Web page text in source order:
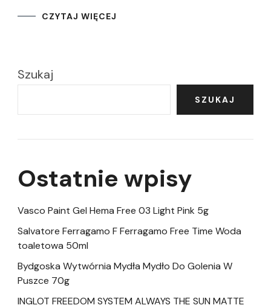
CZYTAJ WIĘCEJ
Szukaj
SZUKAJ
Ostatnie wpisy
Vasco Paint Gel Hema Free 03 Light Pink 5g
Salvatore Ferragamo F Ferragamo Free Time Woda
toaletowa 50ml
Bydgoska Wytwórnia Mydła Mydło Do Golenia W
Puszce 70g
INGLOT FREEDOM SYSTEM ALWAYS THE SUN MATTE